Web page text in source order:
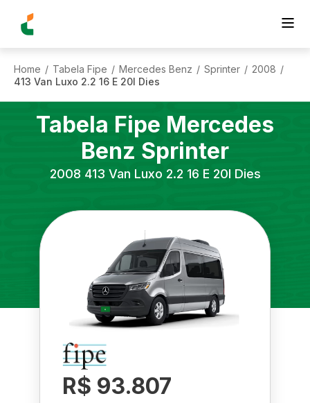
Home / Tabela Fipe / Mercedes Benz / Sprinter / 2008 /
413 Van Luxo 2.2 16 E 20l Dies
Tabela Fipe Mercedes
Benz Sprinter
2008 413 Van Luxo 2.2 16 E 20l Dies
R$ 93.807